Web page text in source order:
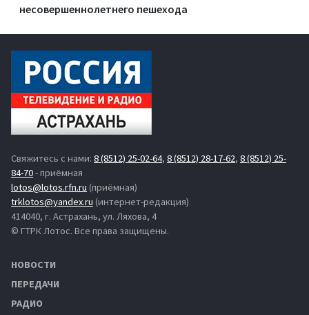
несовершеннолетнего пешехода
Свяжитесь с нами: 8 (8512) 25-02-64, 8 (8512) 28-17-62, 8 (8512) 25-
84-70- приёмная
lotos@lotos.rfn.ru (приёмная)
trklotos@yandex.ru (интернет-редакция)
414040, г. Астрахань, ул. Ляхова, 4
© ГТРК Лотос. Все права защищены.
НОВОСТИ
ПЕРЕДАЧИ
РАДИО